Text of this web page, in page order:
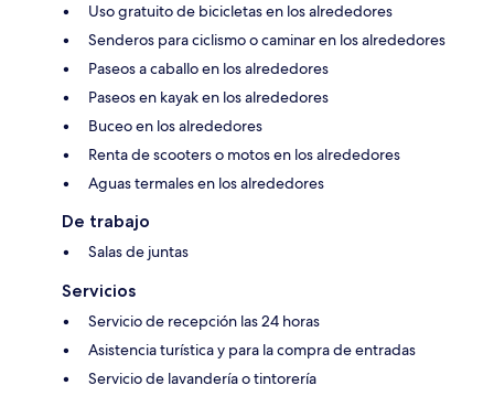
Uso gratuito de bicicletas en los alrededores
Senderos para ciclismo o caminar en los alrededores
Paseos a caballo en los alrededores
Paseos en kayak en los alrededores
Buceo en los alrededores
Renta de scooters o motos en los alrededores
Aguas termales en los alrededores
De trabajo
Salas de juntas
Servicios
Servicio de recepción las 24 horas
Asistencia turística y para la compra de entradas
Servicio de lavandería o tintorería